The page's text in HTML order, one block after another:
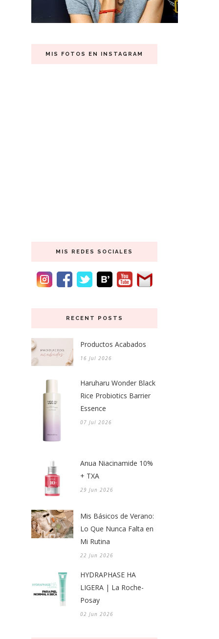
MIS FOTOS EN INSTAGRAM
MIS REDES SOCIALES
RECENT POSTS
Productos Acabados
16 Jul 2026
Haruharu Wonder Black
Rice Probiotics Barrier
Essence
07 Jul 2026
Anua Niacinamide 10%
+ TXA
29 Jun 2026
Mis Básicos de Verano:
Lo Que Nunca Falta en
Mi Rutina
22 Jun 2026
HYDRAPHASE HA
LIGERA | La Roche-
Posay
02 Jun 2026